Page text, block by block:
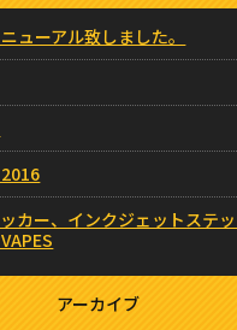
ューアル致しました。
カー、インクジェットステ
アーカイブ